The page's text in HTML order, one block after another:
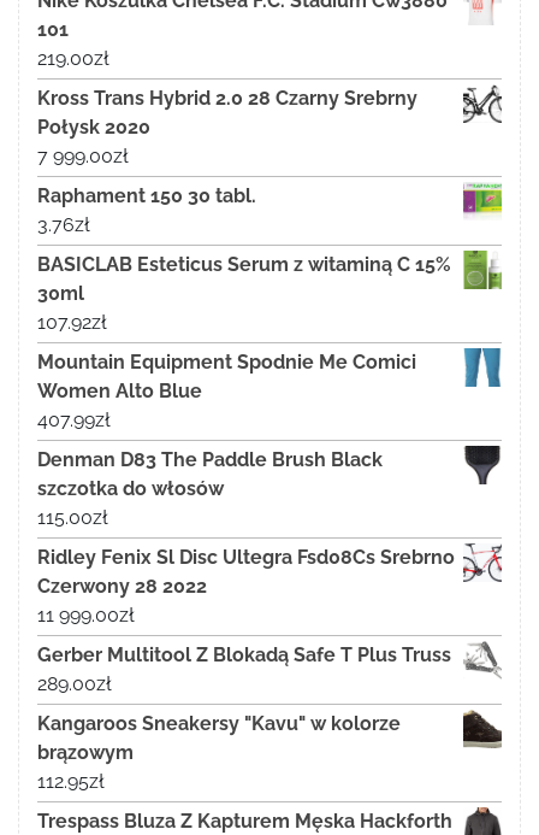
101
219.00zł
Kross Trans Hybrid 2.0 28 Czarny Srebrny
Połysk 2020
7 999.00zł
Raphament 150 30 tabl.
3.76zł
BASICLAB Esteticus Serum z witaminą C 15%
30ml
107.92zł
Mountain Equipment Spodnie Me Comici
Women Alto Blue
407.99zł
Denman D83 The Paddle Brush Black
szczotka do włosów
115.00zł
Ridley Fenix Sl Disc Ultegra Fsd08Cs Srebrno
Czerwony 28 2022
11 999.00zł
Gerber Multitool Z Blokadą Safe T Plus Truss
289.00zł
Kangaroos Sneakersy "Kavu" w kolorze
brązowym
112.95zł
Trespass Bluza Z Kapturem Męska Hackforth